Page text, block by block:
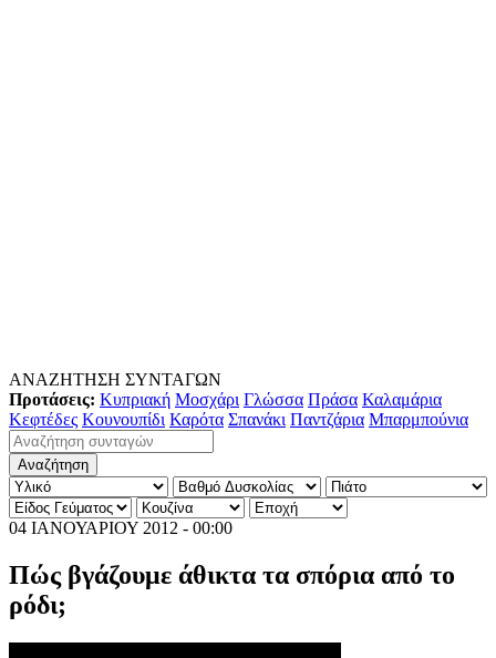
ΑΝΑΖΗΤΗΣΗ ΣΥΝΤΑΓΩΝ
Προτάσεις: Κυπριακή Μοσχάρι Γλώσσα Πράσα Καλαμάρια
Κεφτέδες Κουνουπίδι Καρότα Σπανάκι Παντζάρια Μπαρμπούνια
04 ΙΑΝΟΥΑΡΙΟΥ 2012 - 00:00
Πώς βγάζουμε άθικτα τα σπόρια από το
ρόδι;